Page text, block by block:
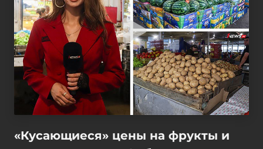
«Кусающиеся» цены на фрукты и